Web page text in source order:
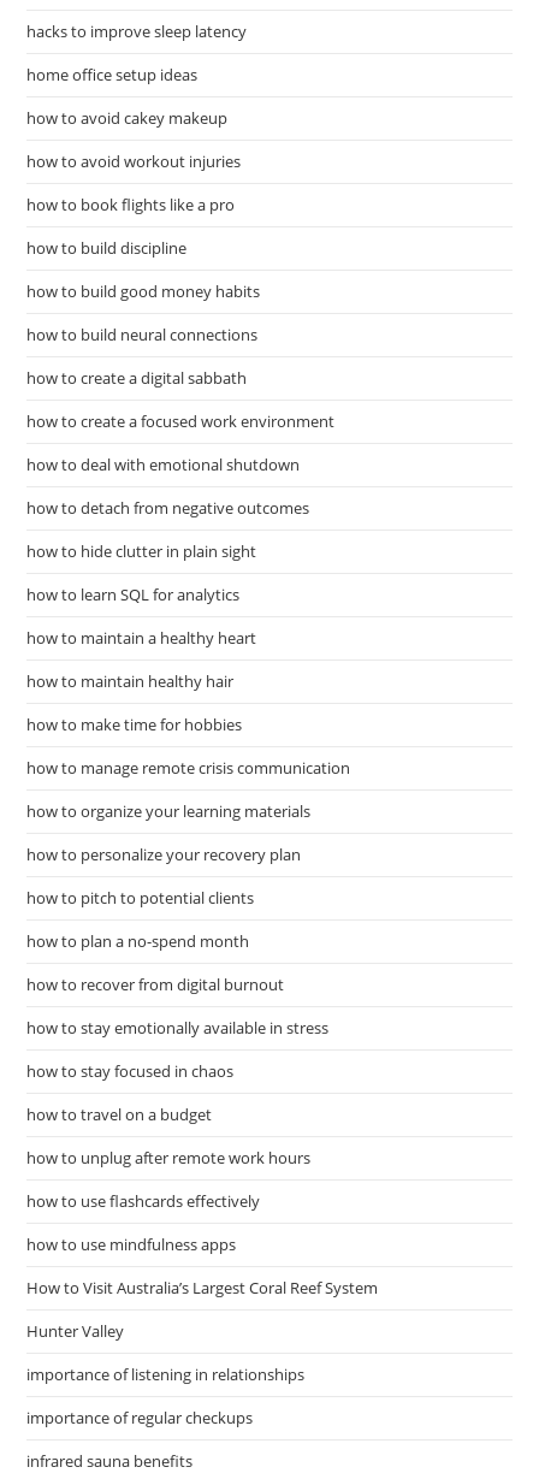
hacks to improve sleep latency
home office setup ideas
how to avoid cakey makeup
how to avoid workout injuries
how to book flights like a pro
how to build discipline
how to build good money habits
how to build neural connections
how to create a digital sabbath
how to create a focused work environment
how to deal with emotional shutdown
how to detach from negative outcomes
how to hide clutter in plain sight
how to learn SQL for analytics
how to maintain a healthy heart
how to maintain healthy hair
how to make time for hobbies
how to manage remote crisis communication
how to organize your learning materials
how to personalize your recovery plan
how to pitch to potential clients
how to plan a no-spend month
how to recover from digital burnout
how to stay emotionally available in stress
how to stay focused in chaos
how to travel on a budget
how to unplug after remote work hours
how to use flashcards effectively
how to use mindfulness apps
How to Visit Australia’s Largest Coral Reef System
Hunter Valley
importance of listening in relationships
importance of regular checkups
infrared sauna benefits